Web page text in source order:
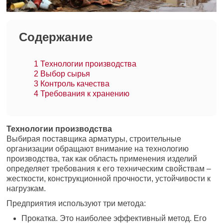
Содержание
1 Технологии производства
2 Выбор сырья
3 Контроль качества
4 Требования к хранению
Технологии производства
Выбирая поставщика арматуры, строительные
организации обращают внимание на технологию
производства, так как область применения изделий
определяет требования к его техническим свойствам –
жесткости, конструкционной прочности, устойчивости к
нагрузкам.
Предприятия используют три метода:
Прокатка. Это наиболее эффективный метод. Его